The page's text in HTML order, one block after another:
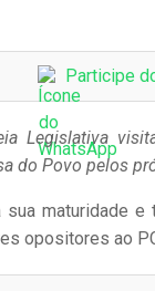
Participe
Legislativa
do Povo pelos
maturidade
opositores ao